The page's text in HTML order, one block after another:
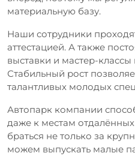
материальную базу.
Наши сотрудники
аттестацией. А также
выставки и мастер-
Стабильный рост
талантливых молодых
Автопарк компании
даже к местам
браться не только за
можем выпускать малые